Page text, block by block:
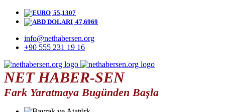
55,1307
47,6969
info@nethabersen.org
+90 555 231 19 16
NET HABER-SEN
Fark Yaratmaya Bugünden Başla